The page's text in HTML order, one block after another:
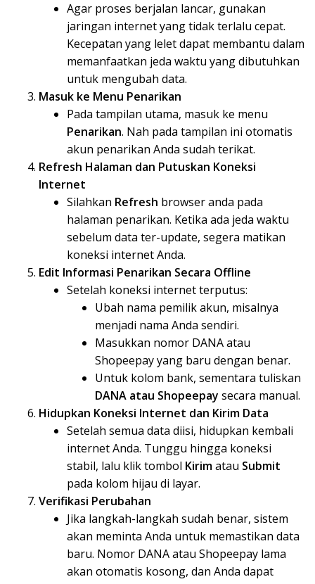
Agar proses berjalan lancar, gunakan
jaringan internet yang tidak terlalu cepat.
Kecepatan yang lelet dapat membantu dalam
memanfaatkan jeda waktu yang dibutuhkan
untuk mengubah data.
Masuk ke Menu Penarikan
Pada tampilan utama, masuk ke menu
Penarikan. Nah pada tampilan ini otomatis
akun penarikan Anda sudah terikat.
Refresh Halaman dan Putuskan Koneksi
Internet
Silahkan Refresh browser anda pada
halaman penarikan. Ketika ada jeda waktu
sebelum data ter-update, segera matikan
koneksi internet Anda.
Edit Informasi Penarikan Secara Offline
Setelah koneksi internet terputus:
Ubah nama pemilik akun, misalnya
menjadi nama Anda sendiri.
Masukkan nomor DANA atau
Shopeepay yang baru dengan benar.
Untuk kolom bank, sementara tuliskan
DANA atau Shopeepay secara manual.
Hidupkan Koneksi Internet dan Kirim Data
Setelah semua data diisi, hidupkan kembali
internet Anda. Tunggu hingga koneksi
stabil, lalu klik tombol Kirimatau Submit
pada kolom hijau di layar.
Verifikasi Perubahan
Jika langkah-langkah sudah benar, sistem
akan meminta Anda untuk memastikan data
baru. Nomor DANA atau Shopeepay lama
akan otomatis kosong, dan Anda dapat